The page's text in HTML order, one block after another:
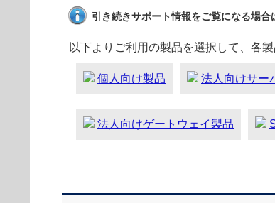
引き続きサポート情報をご覧になる場合
以下よりご利用の製品を選択して、各
個人向け製品 法人向けサー
法人向けゲートウェイ製品